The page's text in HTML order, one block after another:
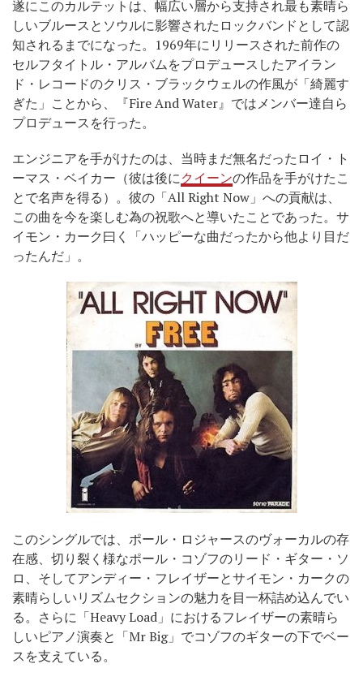
遂にこのカルテットは、幅広い層から支持され最も素晴ら
しいブルースとソウルに影響されたロックバンドとして認
知されるまでになった。1969年にリリースされた前作の
セルフタイトル・アルバムをプロデュースしたアイラン
ド・レコードのクリス・ブラックウェルの作風が「綺麗す
ぎた」ことから、『Fire And Water』ではメンバー達自ら
プロデュースを行った。
エンジニアを手がけたのは、当時まだ無名だったロイ・ト
ーマス・ベイカー（彼は後にクイーンの作品を手がけたこ
とで名声を得る）。彼の「All Right Now」への貢献は、
この曲を今を楽しむ為の祝歌へと導いたことであった。サ
イモン・カーク曰く「ハッピーな曲だったから他より目だ
ったんだ」。
このシングルでは、ポール・ロジャースのヴォーカルの存
在感、切り裂く様なポール・コゾフのリード・ギター・ソ
ロ、そしてアンディー・フレイザーとサイモン・カークの
素晴らしいリズムセクションの魅力を目一杯詰め込んでい
る。さらに「Heavy Load」におけるフレイザーの素晴ら
しいピアノ演奏と「Mr Big」でコゾフのギターの下でベー
スを支えている。